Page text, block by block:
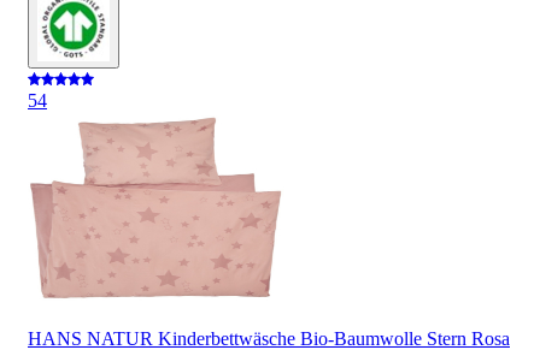
54
HANS NATUR Kinderbettwäsche Bio-Baumwolle Stern Rosa